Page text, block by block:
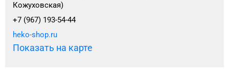
Кожуховская)
+7 (967) 193-54-44
heko-shop.ru
Показать на карте